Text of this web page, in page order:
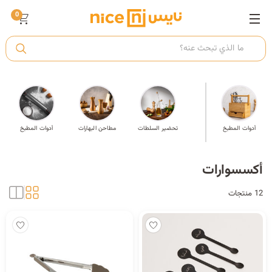
أ
0
أدوات المطبخأكسسوارات تحضير السلطات مطاحن البهارات أدوات المطبخ
أكسسوارات
12 منتجات